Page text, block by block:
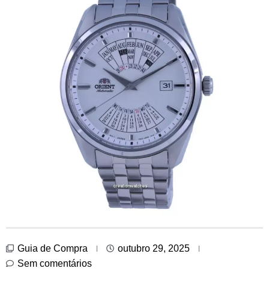
Guia de Compra
outubro 29, 2025
Sem comentários